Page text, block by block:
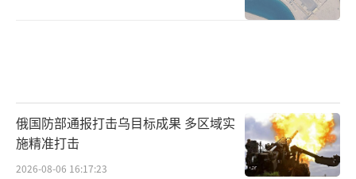
俄国防部通报打击乌目标成果 多区域实
施精准打击
2026-08-06 16:17:23